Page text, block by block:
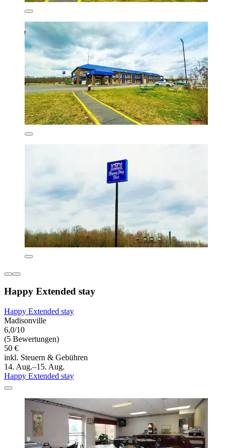
Happy Extended stay
Happy Extended stay
Madisonville
6,0/10
(5 Bewertungen)
50 €
inkl. Steuern & Gebühren
14. Aug.–15. Aug.
Happy Extended stay